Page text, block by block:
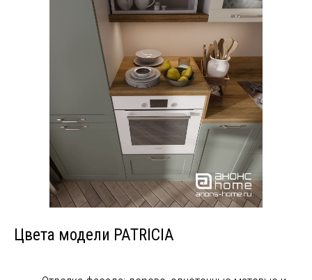
Цвета модели PATRICIA